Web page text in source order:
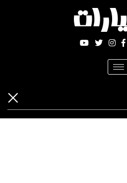
Toggle
navigation